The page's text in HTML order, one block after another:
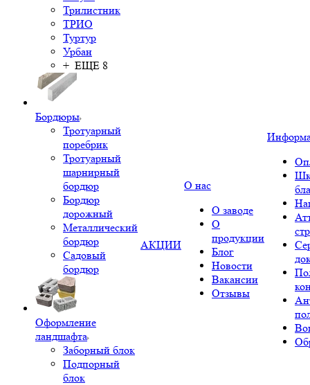
Трилистник
ТРИО
Туртур
Урбан
+ ЕЩЕ 8
Бордюры
Тротуарный
поребрик
Тротуарный
шарнирный
бордюр
Бордюр
дорожный
Металлический
бордюр
Садовый
бордюр
Оформление
ландшафта
Заборный блок
Подпорный
блок
АКЦИИ
О нас
О заводе
О
продукции
Блог
Новости
Вакансии
Отзывы